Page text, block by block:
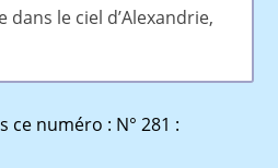
dans le ciel d’Alexandrie,
ce numéro : N° 281 :